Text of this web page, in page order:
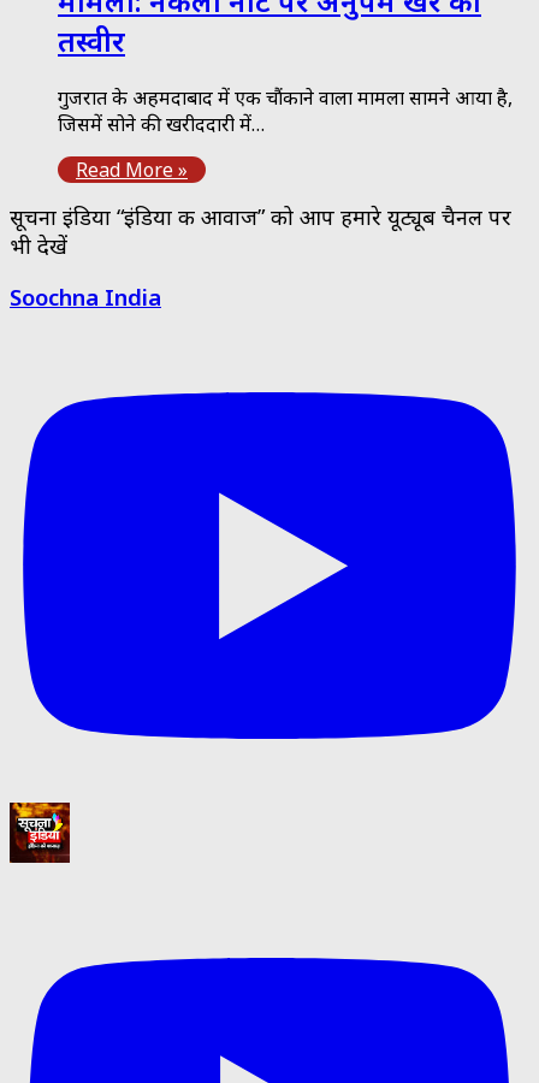
तस्वीर
गुजरात के अहमदाबाद में एक चौंकाने वाला मामला सामने आया है,
जिसमें सोने की खरीददारी में…
Read More »
सूचना इंडिया “इंडिया की आवाज” को आप हमारे यूट्यूब चैनल पर
भी देखें
Soochna India